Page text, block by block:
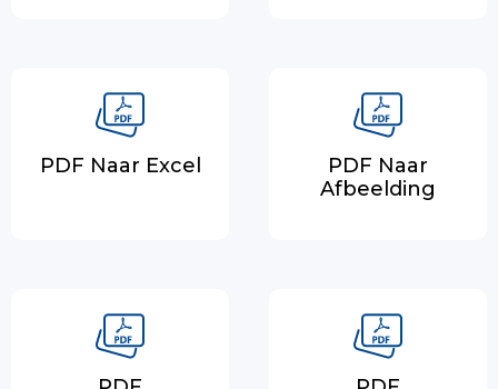
PDF Naar Excel
PDF Naar
Afbeelding